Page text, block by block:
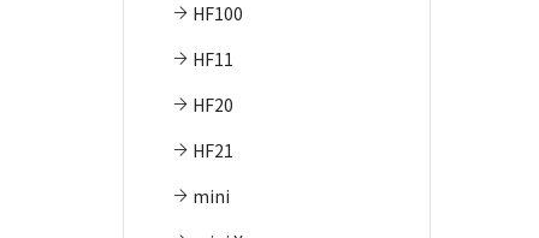
HF100
HF11
HF20
HF21
mini